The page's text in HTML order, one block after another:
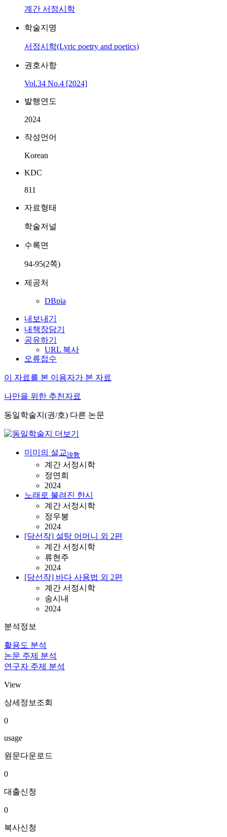
계간 서정시학
학술지명
서정시학(Lyric poetry and poetics)
권호사항
Vol.34 No.4 [2024]
발행연도
2024
작성언어
Korean
KDC
811
자료형태
학술저널
수록면
94-95(2쪽)
제공처
DBpia
내보내기
내책장담기
공유하기
URL 복사
오류접수
이 자료를 본 이용자가 본 자료
나만을 위한 추천자료
동일학술지(권/호) 다른 논문
미미의 설교說敎
계간 서정시학
정연희
2024
노래로 불려진 한시
계간 서정시학
정우봉
2024
[당선작] 설탕 어머니 외 2편
계간 서정시학
류현주
2024
[당선작] 바다 사용법 외 2편
계간 서정시학
송시내
2024
분석정보
활용도 분석
논문 주제 분석
연구자 주제 분석
View
상세정보조회
0
usage
원문다운로드
0
대출신청
0
복사신청